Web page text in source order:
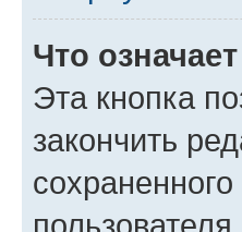
Что
Эта кнопка
закончить